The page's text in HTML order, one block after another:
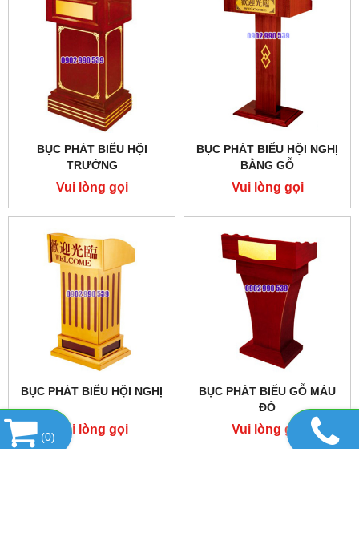
BỤC PHÁT BIỂU HỘI
TRƯỜNG
Vui lòng gọi
BỤC PHÁT BIỂU HỘI NGHỊ
BẰNG GỖ
Vui lòng gọi
BỤC PHÁT BIỂU HỘI NGHỊ
Vui lòng gọi
BỤC PHÁT BIỂU GỖ MÀU
ĐỎ
Vui lòng gọi
(0)